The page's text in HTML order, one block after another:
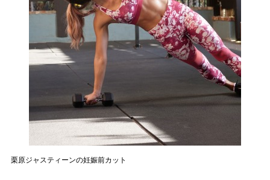
栗原ジャスティーンの妊娠前カット